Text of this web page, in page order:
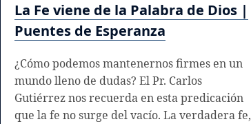
La Fe viene de la Palabra de Dios |
Puentes de Esperanza
¿Cómo podemos mantenernos firmes en un
mundo lleno de dudas? El Pr. Carlos
Gutiérrez nos recuerda en esta predicación
que la fe no surge del vacío. La verdadera fe,